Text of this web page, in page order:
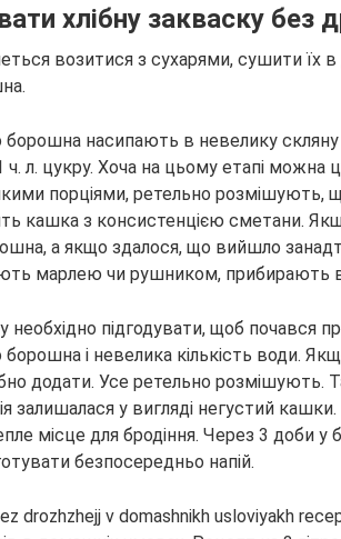
хлібну закваску без
возитися з сухарями, сушити їх в
борошна насипають в невелику
ч. л. цукру. Хоча на цьому етапі можна
порціями, ретельно розмішують,
кашка з консистенцією сметани.
а якщо здалося, що вийшло
марлею чи рушником, прибирають в
необхідно підгодувати, щоб почався
і невелика кількість води.
додати. Усе ретельно розмішують.
залишалася у вигляді негустий
місце для бродіння. Через 3 доби у
безпосередньо напій.